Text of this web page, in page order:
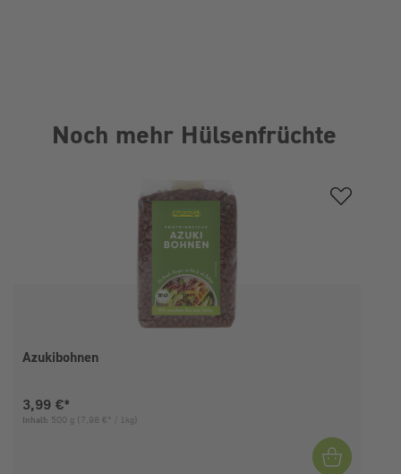
Noch mehr Hülsenfrüchte
Azukibohnen
Aktueller Preis:
3,99 €*
Inhalt: 500 g (7,98 €* / 1kg)